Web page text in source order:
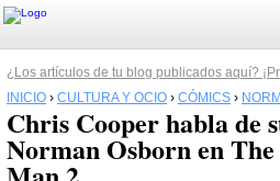
¿Los artículos de tu blog publicados aquí?
INICIO › CULTURA Y OCIO › CÓMICS ›
Chris Cooper habla de
Norman Osborn en